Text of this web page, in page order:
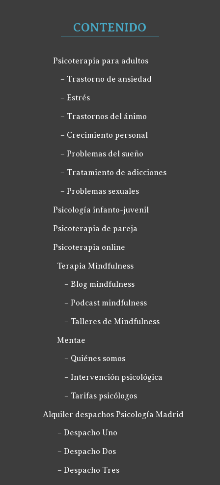
CONTENIDO
Psicoterapia para adultos
– Trastorno de ansiedad
– Estrés
– Trastornos del ánimo
– Crecimiento personal
– Problemas del sueño
– Tratamiento de adicciones
– Problemas sexuales
Psicología infanto-juvenil
Psicoterapia de pareja
Psicoterapia online
Terapia Mindfulness
– Blog mindfulness
– Podcast mindfulness
– Talleres de Mindfulness
Mentae
– Quiénes somos
– Intervención psicológica
– Tarifas psicólogos
Alquiler despachos Psicología Madrid
– Despacho Uno
– Despacho Dos
– Despacho Tres